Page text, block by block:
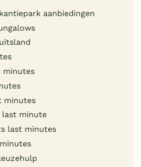
aanbiedingen
minutes
minutes
last minute
last minutes